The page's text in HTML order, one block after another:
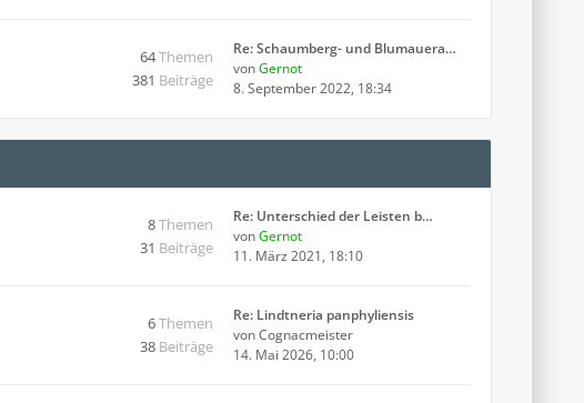
64Themen
381 Beiträge
Re: Schaumberg- und Blumauera…
vonGernot
8. September 2022, 18:34
8Themen
31 Beiträge
Re: Unterschied der Leisten b…
vonGernot
11. März 2021, 18:10
6Themen
38 Beiträge
Re: Lindtneria panphyliensis
vonCognacmeister
14. Mai 2026, 10:00